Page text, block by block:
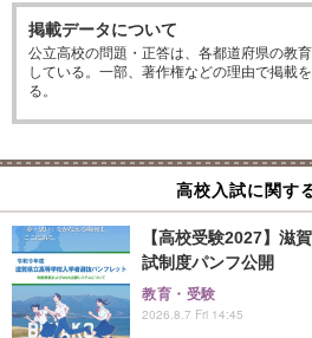
掲載データについて
公立高校の問題・正答は、各都道府県の教
している。一部、著作権などの理由で掲載
る。
高校入試に関す
【高校受験2027】滋
試制度パンフ公開
教育・受験
2026.8.7 Fri 14:45